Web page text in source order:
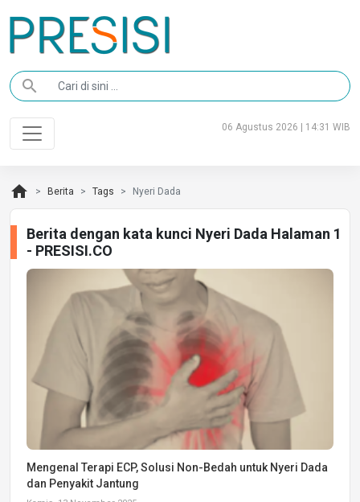
search
06 Agustus 2026 | 14:31 WIB
home Berita Tags Nyeri Dada
Berita dengan kata kunci Nyeri Dada Halaman 1
- PRESISI.CO
Mengenal Terapi ECP, Solusi Non-Bedah untuk Nyeri Dada
dan Penyakit Jantung